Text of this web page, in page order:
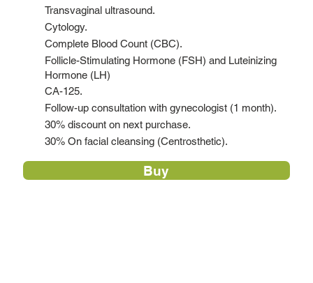
Transvaginal ultrasound.
Cytology.
Complete Blood Count (CBC).
Follicle-Stimulating Hormone (FSH) and Luteinizing
Hormone (LH)
CA-125.
Follow-up consultation with gynecologist (1 month).
30% discount on next purchase.
30% On facial cleansing (Centrosthetic).
Buy